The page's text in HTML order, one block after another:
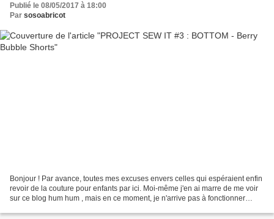
Publié le 08/05/2017 à 18:00
Par sosoabricot
Bonjour ! Par avance, toutes mes excuses envers celles qui espéraient enfin
revoir de la couture pour enfants par ici. Moi-même j'en ai marre de me voir
sur ce blog hum hum , mais en ce moment, je n'arrive pas à fonctionner